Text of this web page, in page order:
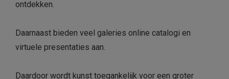
ontdekken.
Daarnaast bieden veel galeries online catalogi en
virtuele presentaties aan.
Daardoor wordt kunst toegankelijk voor een groter